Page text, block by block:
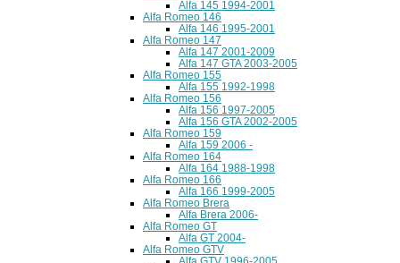
Alfa 145 1994-2001
Alfa Romeo 146
Alfa 146 1995-2001
Alfa Romeo 147
Alfa 147 2001-2009
Alfa 147 GTA 2003-2005
Alfa Romeo 155
Alfa 155 1992-1998
Alfa Romeo 156
Alfa 156 1997-2005
Alfa 156 GTA 2002-2005
Alfa Romeo 159
Alfa 159 2006 -
Alfa Romeo 164
Alfa 164 1988-1998
Alfa Romeo 166
Alfa 166 1999-2005
Alfa Romeo Brera
Alfa Brera 2006-
Alfa Romeo GT
Alfa GT 2004-
Alfa Romeo GTV